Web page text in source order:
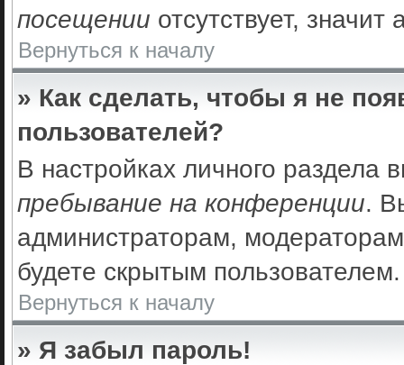
посещении отсутствует,
Вернуться к началу
» Как сделать, чтобы я не
пользователей?
В настройках личного раздела
пребывание на конференции.
администраторам,
будете скрытым пользователем.
Вернуться к началу
» Я забыл пароль!